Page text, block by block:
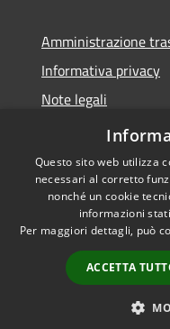
Amministrazione
Informativa privacy
Note legali
Dichiarazione di
Accessibilità
Questo sito web utilizza
necessari al corretto
nonché un cookie
informazioni
Per maggiori dettagli, può
ACCETTA